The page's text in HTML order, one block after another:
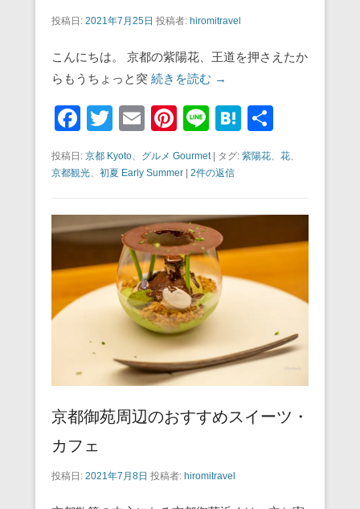
投稿日: 2021年7月25日 投稿者: hiromitravel
こんにちは。 京都の紫陽花、王道を押さえたか
らもうちょっと突 続きを読む →
F
a
c
b
o
o
k
T
tt
E
m
ail
Pi
er
st
Li
e
H
at
e
a
有
投稿日: 京都 Kyoto、 グルメ Gourmet| タグ: 紫陽花、 花、
京都観光、 初夏 Early Summer 2件の返信
京都御苑周辺のおすすめスイーツ・
カフェ
投稿日: 2021年7月8日 投稿者: hiromitravel